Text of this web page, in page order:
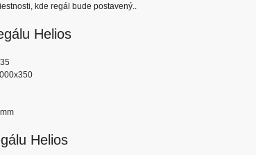
kde regál bude postavený..
Helios
Helios